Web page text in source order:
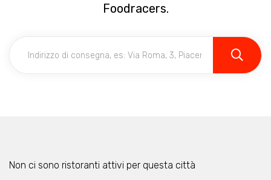
Foodracers.
Non ci sono ristoranti attivi per questa città